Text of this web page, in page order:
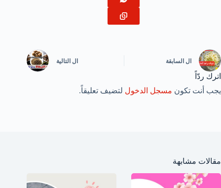
ال السابقة ال التالية
اترك ردّاً
يجب أنت تكون مسجل الدخول لتضيف تعليقاً.
مقالات مشابهة